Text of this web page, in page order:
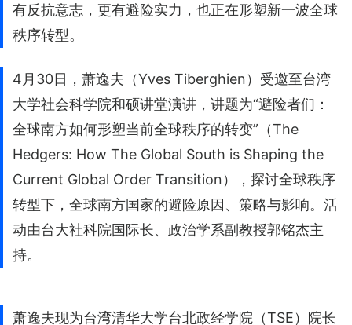
有反抗意志，更有避险实力，也正在形塑新一波全球
秩序转型。
4月30日，萧逸夫（Yves Tiberghien）受邀至台湾
大学社会科学院和硕讲堂演讲，讲题为“避险者们：
全球南方如何形塑当前全球秩序的转变”（The
Hedgers: How The Global South is Shaping the
Current Global Order Transition），探讨全球秩序
转型下，全球南方国家的避险原因、策略与影响。活
动由台大社科院国际长、政治学系副教授郭铭杰主
持。
萧逸夫现为台湾清华大学台北政经学院（TSE）院长